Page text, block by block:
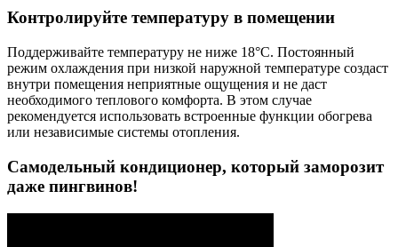
Контролируйте температуру в помещении
Поддерживайте температуру не ниже 18°C. Постоянный
режим охлаждения при низкой наружной температуре создаст
внутри помещения неприятные ощущения и не даст
необходимого теплового комфорта. В этом случае
рекомендуется использовать встроенные функции обогрева
или независимые системы отопления.
Самодельный кондиционер, который заморозит
даже пингвинов!